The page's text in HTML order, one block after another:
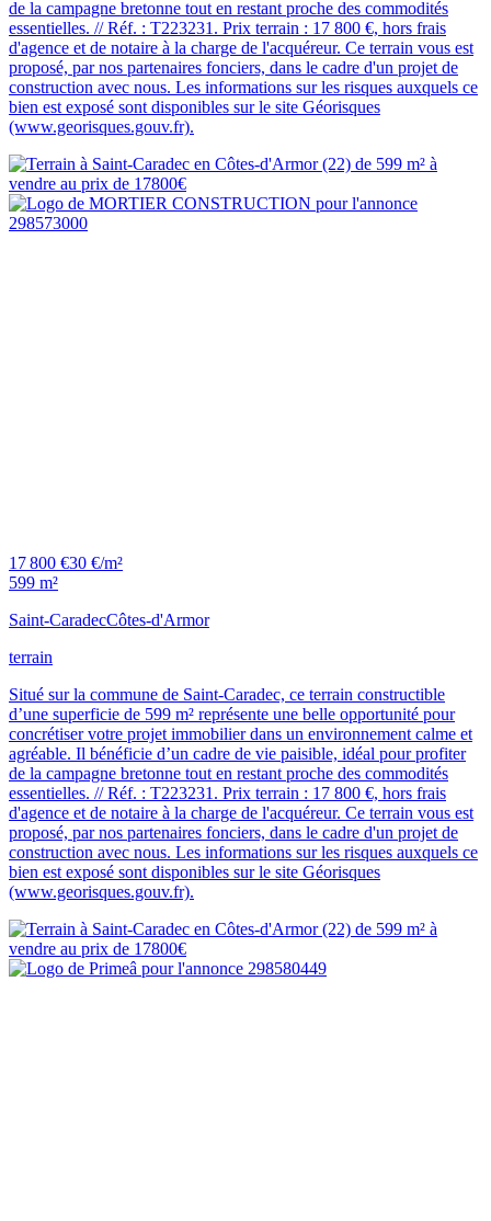
de la campagne bretonne tout en restant proche des commodités
essentielles. // Réf. : T223231. Prix terrain : 17 800 €, hors frais
d'agence et de notaire à la charge de l'acquéreur. Ce terrain vous est
proposé, par nos partenaires fonciers, dans le cadre d'un projet de
construction avec nous. Les informations sur les risques auxquels ce
bien est exposé sont disponibles sur le site Géorisques
(www.georisques.gouv.fr).
17 800 €30 €/m²
599 m²
Saint-CaradecCôtes-d'Armor
terrain
Situé sur la commune de Saint-Caradec, ce terrain constructible
d’une superficie de 599 m² représente une belle opportunité pour
concrétiser votre projet immobilier dans un environnement calme et
agréable. Il bénéficie d’un cadre de vie paisible, idéal pour profiter
de la campagne bretonne tout en restant proche des commodités
essentielles. // Réf. : T223231. Prix terrain : 17 800 €, hors frais
d'agence et de notaire à la charge de l'acquéreur. Ce terrain vous est
proposé, par nos partenaires fonciers, dans le cadre d'un projet de
construction avec nous. Les informations sur les risques auxquels ce
bien est exposé sont disponibles sur le site Géorisques
(www.georisques.gouv.fr).